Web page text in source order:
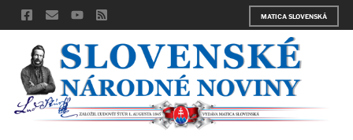
Skip
to
content
MATICA SLOVENSKÁ